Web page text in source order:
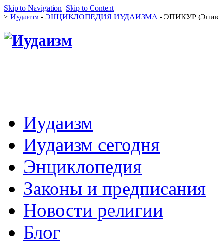
Skip to Navigation Skip to Content
> Иудаизм - ЭНЦИКЛОПЕДИЯ ИУДАИЗМА - ЭПИКУР
Иудаизм
Иудаизм сегодня
Энциклопедия
Законы и предписания
Новости религии
Блог